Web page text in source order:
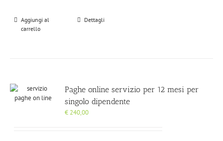
Aggiungi al
carrello
Dettagli
Paghe online servizio per 12 mesi per
singolo dipendente
€ 240,00